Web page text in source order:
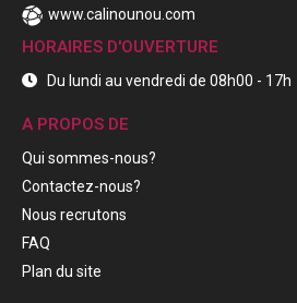
www.calinounou.com
HORAIRES D'OUVERTURE
Du lundi au vendredi de 08h00 - 17h
A PROPOS DE
Qui sommes-nous?
Contactez-nous?
Nous recrutons
FAQ
Plan du site